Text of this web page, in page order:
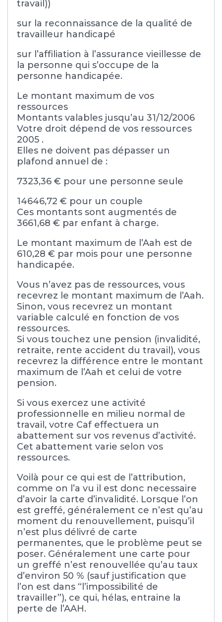
travail))
sur la reconnaissance de la qualité de
travailleur handicapé
sur l’affiliation à l’assurance vieillesse de
la personne qui s’occupe de la
personne handicapée.
Le montant maximum de vos
ressources
Montants valables jusqu’au 31/12/2006
Votre droit dépend de vos ressources
2005 .
Elles ne doivent pas dépasser un
plafond annuel de :
7323,36 € pour une personne seule
14646,72 € pour un couple
Ces montants sont augmentés de
3661,68 € par enfant à charge.
Le montant maximum de l’Aah est de
610,28 € par mois pour une personne
handicapée.
Vous n’avez pas de ressources, vous
recevrez le montant maximum de l’Aah.
Sinon, vous recevrez un montant
variable calculé en fonction de vos
ressources.
Si vous touchez une pension (invalidité,
retraite, rente accident du travail), vous
recevrez la différence entre le montant
maximum de l’Aah et celui de votre
pension.
Si vous exercez une activité
professionnelle en milieu normal de
travail, votre Caf effectuera un
abattement sur vos revenus d’activité.
Cet abattement varie selon vos
ressources.
Voilà pour ce qui est de l’attribution,
comme on l’a vu il est donc necessaire
d’avoir la carte d’invalidité. Lorsque l’on
est greffé, généralement ce n’est qu’au
moment du renouvellement, puisqu’il
n’est plus délivré de carte
permanentes, que le problème peut se
poser. Généralement une carte pour
un greffé n’est renouvellée qu’au taux
d’environ 50 % (sauf justification que
l’on est dans “l’impossibilité de
travailler”), ce qui, hélas, entraine la
perte de l’AAH.